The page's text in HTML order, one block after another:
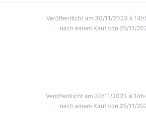
Veröffentlicht am 30/11/2023 à
nach einem Kauf von 26/11/
Veröffentlicht am 30/11/2023 à
nach einem Kauf von 25/11/